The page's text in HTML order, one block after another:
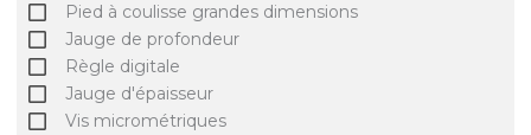
Pied à coulisse grandes dimensions
Jauge de profondeur
Règle digitale
Jauge d'épaisseur
Vis micrométriques